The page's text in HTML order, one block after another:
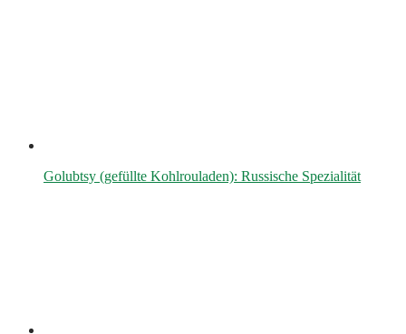
Golubtsy (gefüllte Kohlrouladen): Russische Spezialität